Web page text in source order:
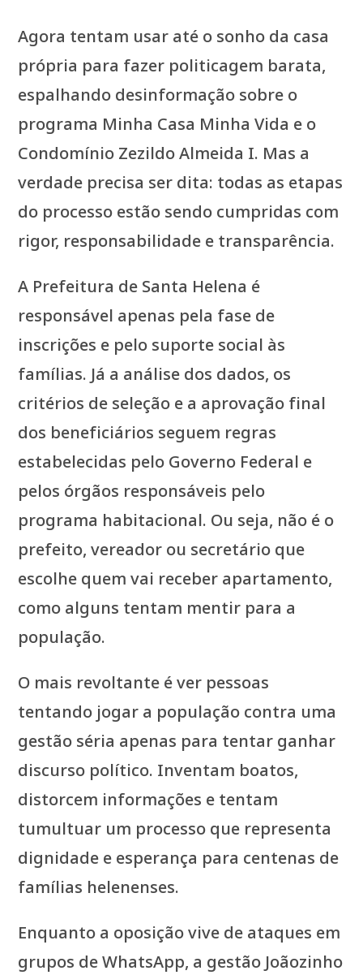
Agora tentam usar até o sonho da casa
própria para fazer politicagem barata,
espalhando desinformação sobre o
programa Minha Casa Minha Vida e o
Condomínio Zezildo Almeida I. Mas a
verdade precisa ser dita: todas as etapas
do processo estão sendo cumpridas com
rigor, responsabilidade e transparência.
A Prefeitura de Santa Helena é
responsável apenas pela fase de
inscrições e pelo suporte social às
famílias. Já a análise dos dados, os
critérios de seleção e a aprovação final
dos beneficiários seguem regras
estabelecidas pelo Governo Federal e
pelos órgãos responsáveis pelo
programa habitacional. Ou seja, não é o
prefeito, vereador ou secretário que
escolhe quem vai receber apartamento,
como alguns tentam mentir para a
população.
O mais revoltante é ver pessoas
tentando jogar a população contra uma
gestão séria apenas para tentar ganhar
discurso político. Inventam boatos,
distorcem informações e tentam
tumultuar um processo que representa
dignidade e esperança para centenas de
famílias helenenses.
Enquanto a oposição vive de ataques em
grupos de WhatsApp, a gestão Joãozinho